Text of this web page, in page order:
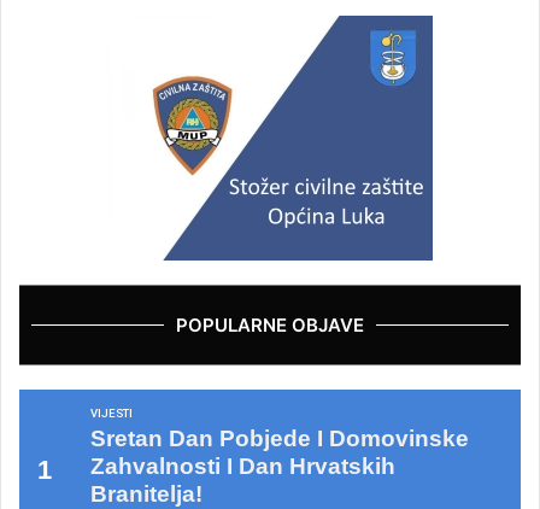
POPULARNE OBJAVE
VIJESTI
Sretan Dan Pobjede I Domovinske
Zahvalnosti I Dan Hrvatskih
Branitelja!